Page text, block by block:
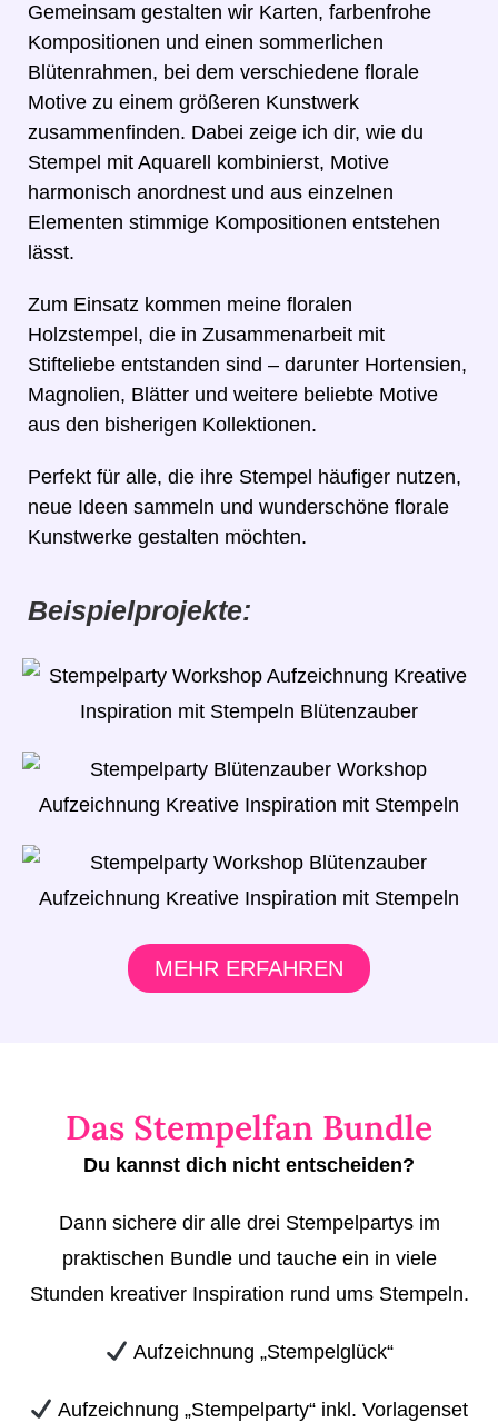
Gemeinsam gestalten wir Karten, farbenfrohe
Kompositionen und einen sommerlichen
Blütenrahmen, bei dem verschiedene florale
Motive zu einem größeren Kunstwerk
zusammenfinden. Dabei zeige ich dir, wie du
Stempel mit Aquarell kombinierst, Motive
harmonisch anordnest und aus einzelnen
Elementen stimmige Kompositionen entstehen
lässt.
Zum Einsatz kommen meine floralen
Holzstempel, die in Zusammenarbeit mit
Stifteliebe entstanden sind – darunter Hortensien,
Magnolien, Blätter und weitere beliebte Motive
aus den bisherigen Kollektionen.
Perfekt für alle, die ihre Stempel häufiger nutzen,
neue Ideen sammeln und wunderschöne florale
Kunstwerke gestalten möchten.
Beispielprojekte:
MEHR ERFAHREN
Das Stempelfan Bundle
Du kannst dich nicht entscheiden?
Dann sichere dir alle drei Stempelpartys im
praktischen Bundle und tauche ein in viele
Stunden kreativer Inspiration rund ums Stempeln.
Aufzeichnung „Stempelglück“
Aufzeichnung „Stempelparty“ inkl. Vorlagenset